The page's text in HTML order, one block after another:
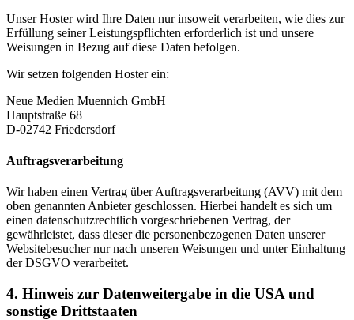
Unser Hoster wird Ihre Daten nur insoweit verarbeiten, wie dies zur
Erfüllung seiner Leistungspflichten erforderlich ist und unsere
Weisungen in Bezug auf diese Daten befolgen.
Wir setzen folgenden Hoster ein:
Neue Medien Muennich GmbH
Hauptstraße 68
D-02742 Friedersdorf
Auftragsverarbeitung
Wir haben einen Vertrag über Auftragsverarbeitung (AVV) mit dem
oben genannten Anbieter geschlossen. Hierbei handelt es sich um
einen datenschutzrechtlich vorgeschriebenen Vertrag, der
gewährleistet, dass dieser die personenbezogenen Daten unserer
Websitebesucher nur nach unseren Weisungen und unter Einhaltung
der DSGVO verarbeitet.
4. Hinweis zur Datenweitergabe in die USA und
sonstige Drittstaaten